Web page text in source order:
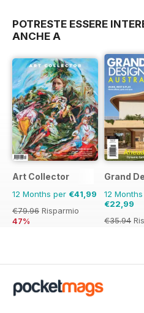
POTRESTE ESSERE
ANCHE A
Art Collector
12 Months per €41,99
€79.96 Risparmio
47%
Grand
12
€22,99
€35.94